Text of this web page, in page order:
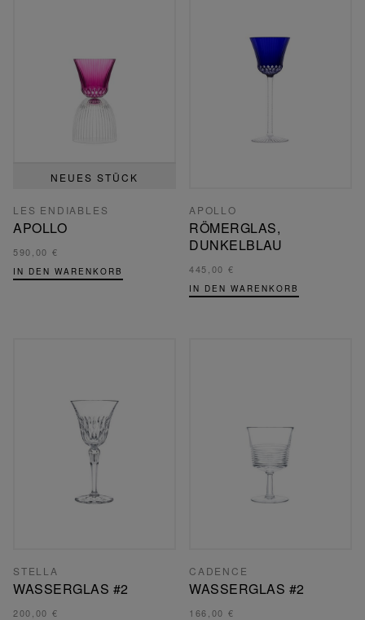
NEUES STÜCK
LES ENDIABLES
APOLLO
590,00 €
IN DEN WARENKORB
APOLLO
RÖMERGLAS,
DUNKELBLAU
445,00 €
IN DEN WARENKORB
STELLA
WASSERGLAS #2
200,00 €
CADENCE
WASSERGLAS #2
166,00 €